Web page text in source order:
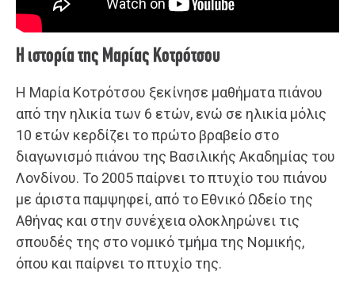
Η ιστορία της Μαρίας Κοτρότσου
Η Μαρία Κοτρότσου ξεκίνησε μαθήματα πιάνου
από την ηλικία των 6 ετών, ενώ σε ηλικία μόλις
10 ετών κερδίζει το πρώτο βραβείο στο
διαγωνισμό πιάνου της Βασιλικής Ακαδημίας του
Λονδίνου. Το 2005 παίρνει το πτυχίο του πιάνου
με άριστα παμψηφεί, από το Εθνικό Ωδείο της
Αθήνας και στην συνέχεια ολοκληρώνει τις
σπουδές της στο νομικό τμήμα της Νομικής,
όπου και παίρνει το πτυχίο της.